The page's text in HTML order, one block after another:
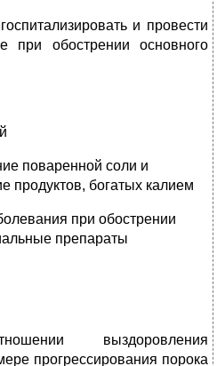
и провести
при обострении основного
поваренной соли и
продуктов, богатых калием
при обострении
препараты
выздоровления
прогрессирования порока